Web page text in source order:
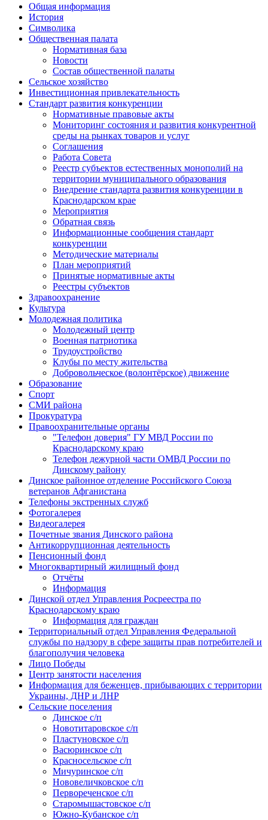
Общая информация
История
Символика
Общественная палата
Нормативная база
Новости
Состав общественной палаты
Сельское хозяйство
Инвестиционная привлекательность
Стандарт развития конкуренции
Нормативные правовые акты
Мониторинг состояния и развития конкурентной
среды на рынках товаров и услуг
Соглашения
Работа Совета
Реестр субъектов естественных монополий на
территории муниципального образования
Внедрение стандарта развития конкуренции в
Краснодарском крае
Мероприятия
Обратная связь
Информационные сообщения стандарт
конкуренции
Методические материалы
План мероприятий
Принятые нормативные акты
Реестры субъектов
Здравоохранение
Культура
Молодежная политика
Молодежный центр
Военная патриотика
Трудоустройство
Клубы по месту жительства
Добровольческое (волонтёрское) движение
Образование
Спорт
СМИ района
Прокуратура
Правоохранительные органы
"Телефон доверия" ГУ МВД России по
Краснодарскому краю
Телефон дежурной части ОМВД России по
Динскому району
Динское районное отделение Российского Союза
ветеранов Афганистана
Телефоны экстренных служб
Фотогалерея
Видеогалерея
Почетные звания Динского района
Антикоррупционная деятельность
Пенсионный фонд
Многоквартирный жилищный фонд
Отчёты
Информация
Динской отдел Управления Росреестра по
Краснодарскому краю
Информация для граждан
Территориальный отдел Управления Федеральной
службы по надзору в сфере защиты прав потребителей и
благополучия человека
Лицо Победы
Центр занятости населения
Информация для беженцев, прибывающих с территории
Украины, ДНР и ЛНР
Сельские поселения
Динское с/п
Новотитаровское с/п
Пластуновское с/п
Васюринское с/п
Красносельское с/п
Мичуринское с/п
Нововеличковское с/п
Первореченское с/п
Старомышастовское с/п
Южно-Кубанское с/п